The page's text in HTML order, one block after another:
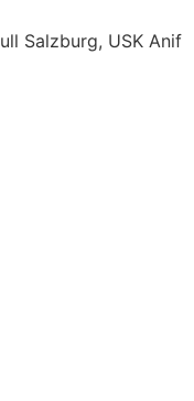
Salzburg, USK Anif